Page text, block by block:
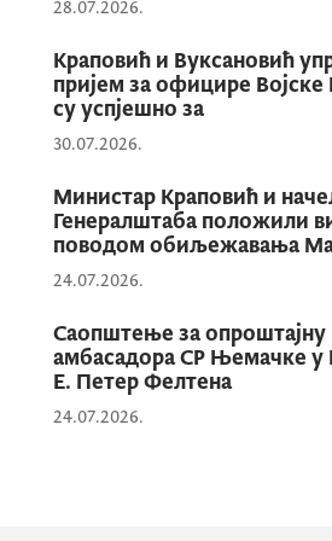
Кроз ову иницијативу
Горе, у складу са
и могућностима, пружа
рјешавању питања од
Министар одбране
истакао је да ова
примјер успјешне
институција и локалне
28.07.2026.
Краповић и Вуксановић
пријем за официре Војске
су успјешно за
30.07.2026.
Министар Краповић и
Генералштаба положили
поводом обиљежавања
24.07.2026.
Саопштење за опроштајну
амбасадора СР Њемачке у
Е. Петер Фелтена
24.07.2026.